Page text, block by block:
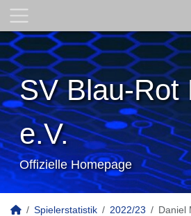
SV Blau-Rot
e.V.
Offizielle Homepage
Spielerstatistik 2022/23 Daniel